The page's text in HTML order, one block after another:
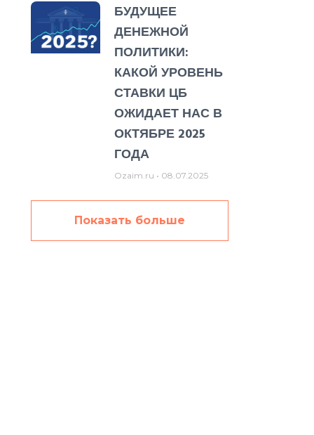
БУДУЩЕЕ
ДЕНЕЖНОЙ
ПОЛИТИКИ:
КАКОЙ УРОВЕНЬ
СТАВКИ ЦБ
ОЖИДАЕТ НАС В
ОКТЯБРЕ 2025
ГОДА
Ozaim.ru 08.07.2025
Показать больше